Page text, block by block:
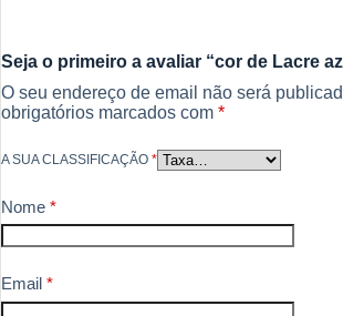
Seja o primeiro a avaliar “cor de Lacre
O seu endereço de email não será
obrigatórios marcados com *
A SUA CLASSIFICAÇÃO *
Nome *
Email *